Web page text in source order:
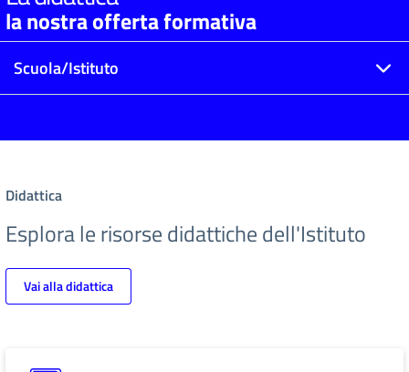
la nostra offerta formativa
Scuola/Istituto
Didattica
Esplora le risorse didattiche dell'Istituto
Vai alla didattica